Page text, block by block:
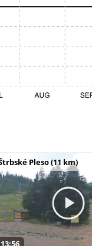
Pleso (11 km)
13:56